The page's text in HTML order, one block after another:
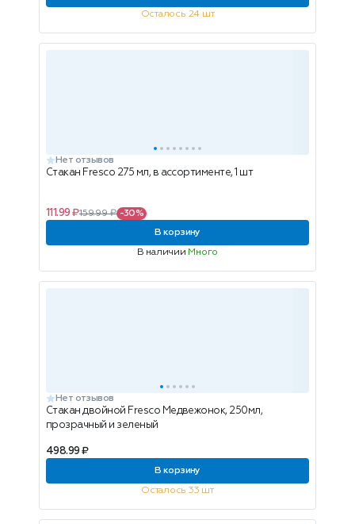
Осталось 24 шт
Нет отзывов
Стакан Fresco 275 мл, в ассортименте, 1 шт
111.99 ₽159.99 ₽ -30%
В корзину
В наличии Много
Нет отзывов
Стакан двойной Fresco Медвежонок, 250мл,
прозрачный и зеленый
498.99 ₽
В корзину
Осталось 33 шт